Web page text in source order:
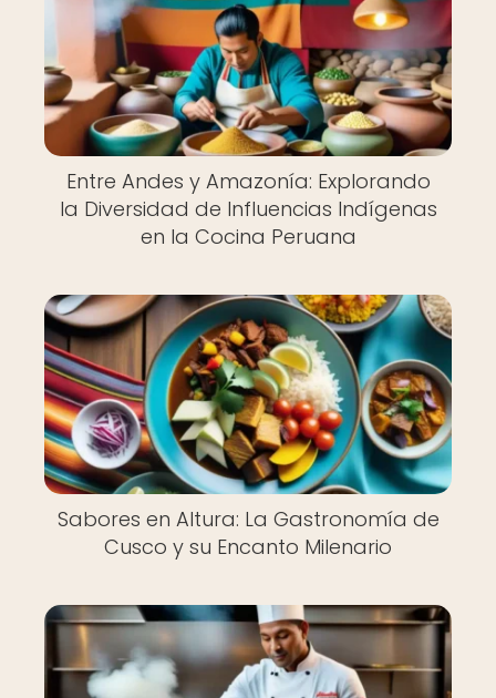
Entre Andes y Amazonía: Explorando
la Diversidad de Influencias Indígenas
en la Cocina Peruana
Sabores en Altura: La Gastronomía de
Cusco y su Encanto Milenario